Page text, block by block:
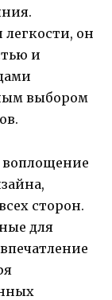
легкости, он
и
выбором
воплощение
сторон.
для